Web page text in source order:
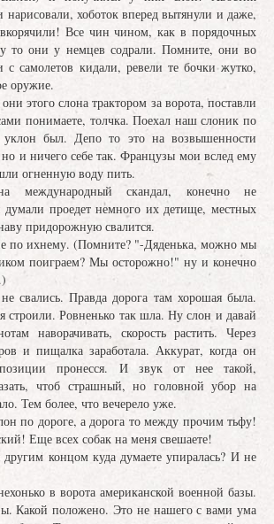
нарисовали, хоботок вперед вытянули и даже,
Все чин чином, как в порядочных
то они у немцев содрали. Помните, они во
самолетов кидали, ревели те бочки жутко,
оружие.
этого слона трактором за ворота, поставли
понимаете, толчка. Поехал наш слоник по
уклон был. Депо то это на возвышенности
и ничего себе так. Французы мои вслед ему
огненную воду пить.
международный скандал, конечно не
проедет немного их детище, местных
придорожную свалится.
по ихнему. (Помните? "-Дяденька, можно мы
поиграем? Мы осторожно!" ну и конечно
свались. Правда дорога там хорошая была.
строили. Ровненько так шла. Ну слон и давай
наворачивать, скорость растить. Через
и пищалка заработала. Аккурат, когда он
пронесся. И звук от нее такой,
чтоб страшный, но головной убор на
Тем более, что вечерело уже.
по дороге, а дорога то между прочим тьфу!
Еще всех собак на меня свешаете!
концом куда думаете упиралась? И не
в ворота американской военной базы.
Какой положено. Это не нашего с вами ума